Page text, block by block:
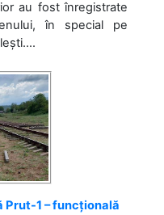
au fost înregistrate
în special pe
Prut-1 – funcțională